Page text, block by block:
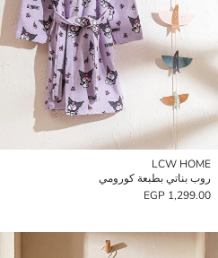
LCW HOME
روب بناتي بطبعة كورومي
1,299.00 EGP